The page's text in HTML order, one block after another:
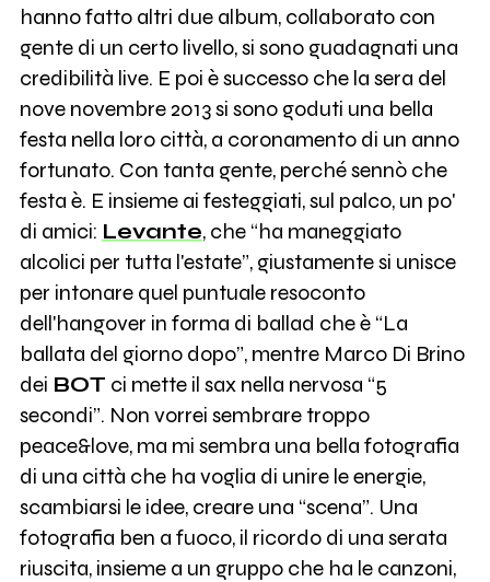
hanno fatto altri due album, collaborato con
gente di un certo livello, si sono guadagnati una
credibilità live. E poi è successo che la sera del
nove novembre 2013 si sono goduti una bella
festa nella loro città, a coronamento di un anno
fortunato. Con tanta gente, perché sennò che
festa è. E insieme ai festeggiati, sul palco, un po'
di amici: Levante, che “ha maneggiato
alcolici per tutta l'estate”, giustamente si unisce
per intonare quel puntuale resoconto
dell'hangover in forma di ballad che è “La
ballata del giorno dopo”, mentre Marco Di Brino
dei BOT ci mette il sax nella nervosa “5
secondi”. Non vorrei sembrare troppo
peace&love, ma mi sembra una bella fotografia
di una città che ha voglia di unire le energie,
scambiarsi le idee, creare una “scena”. Una
fotografia ben a fuoco, il ricordo di una serata
riuscita, insieme a un gruppo che ha le canzoni,